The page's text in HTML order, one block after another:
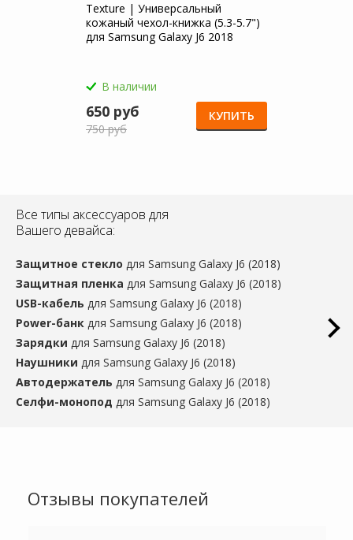
Texture | Универсальный
кожаный чехол-книжка (5.3-5.7")
для Samsung Galaxy J6 2018
В наличии
650 руб
750 руб
КУПИТЬ
Все типы аксессуаров для
Вашего девайса:
Защитное стекло для Samsung Galaxy J6 (2018)
Защитная пленка для Samsung Galaxy J6 (2018)
USB-кабель для Samsung Galaxy J6 (2018)
Power-банк для Samsung Galaxy J6 (2018)
Зарядки для Samsung Galaxy J6 (2018)
Наушники для Samsung Galaxy J6 (2018)
Автодержатель для Samsung Galaxy J6 (2018)
Селфи-монопод для Samsung Galaxy J6 (2018)
Отзывы покупателей